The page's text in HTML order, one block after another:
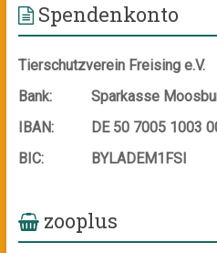
Spendenkonto
Tierschutzverein Freising e.V.
Bank:
Sparkasse
IBAN:
DE 50 7005 1003
BIC:
BYLADEM1FSI
zooplus